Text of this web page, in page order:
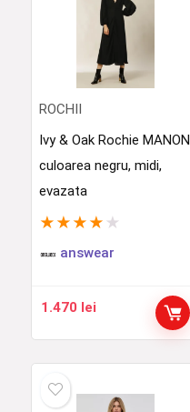
ROCHII
Ivy & Oak Rochie MANON
culoarea negru, midi,
evazata
★ ★ ★ ★ ★
answear
1.470 lei